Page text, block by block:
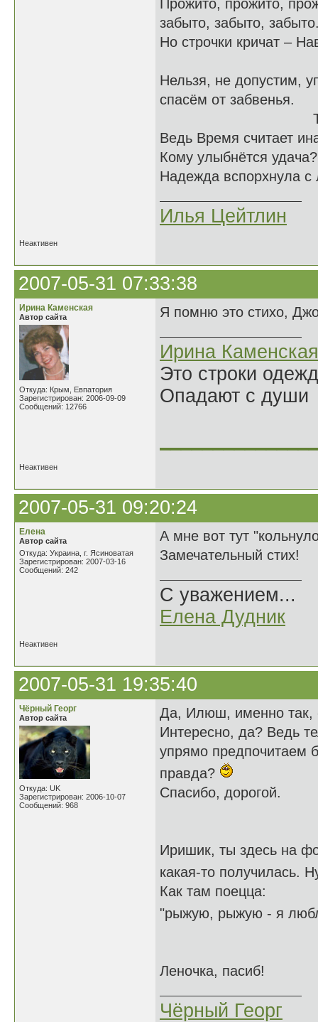
Прожито, прожито,
забыто, забыто,
Но строчки кричат –
Нельзя, не допустим,
спасём от забвенья.
Ведь Время считает
Кому улыбнётся удача?
Надежда вспорхнула с
Илья Цейтлин
Неактивен
2007-05-31 07:33:38
Ирина Каменская
Автор сайта
Откуда: Крым, Евпатория
Зарегистрирован: 2006-09-09
Сообщений: 12766
Я помню это стихо,
Ирина Каменская
Это строки
Опадают с души
Неактивен
2007-05-31 09:20:24
Елена
Автор сайта
Откуда: Украина, г. Ясиноватая
Зарегистрирован: 2007-03-16
Сообщений: 242
А мне вот тут
Замечательный стих!
С уважением...
Елена Дудник
Неактивен
2007-05-31 19:35:40
Чёрный Георг
Автор сайта
Откуда: UK
Зарегистрирован: 2006-10-07
Сообщений: 968
Да, Илюш, именно так, -
Интересно, да? Ведь
упрямо предпочитаем
правда?
Спасибо, дорогой.
Иришик, ты здесь на
какая-то получилась.
Как там поецца:
"рыжую, рыжую - я
Леночка, пасиб!
Чёрный Георг